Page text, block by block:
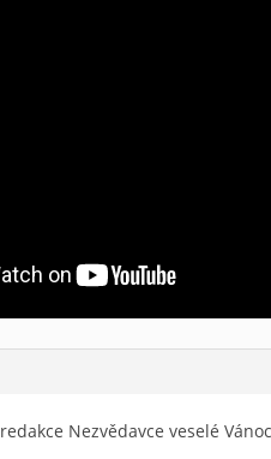
Nezvědavce veselé